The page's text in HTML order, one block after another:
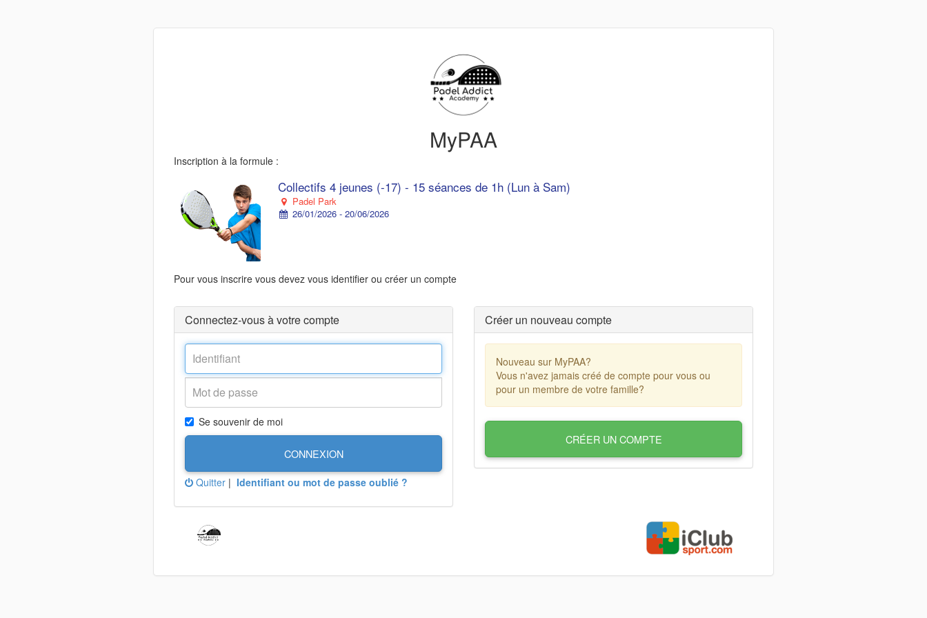
MyPAA
Inscription à la formule :
Collectifs 4 jeunes (-17) - 15 séances de 1h (Lun à Sam)
Padel Park
26/01/2026 - 20/06/2026
Pour vous inscrire vous devez vous identifier ou créer un compte
Connectez-vous à votre compte
Se souvenir de moi
CONNEXION
Quitter | Identifiant ou mot de passe oublié ?
Créer un nouveau compte
Nouveau sur MyPAA?
Vous n'avez jamais créé de compte pour vous ou
pour un membre de votre famille?
CRÉER UN COMPTE